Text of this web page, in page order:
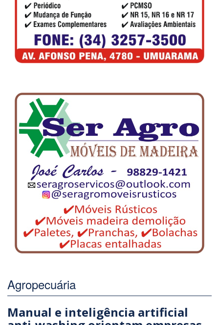
Manual e inteligência artificial
anti-washing orientam empresas